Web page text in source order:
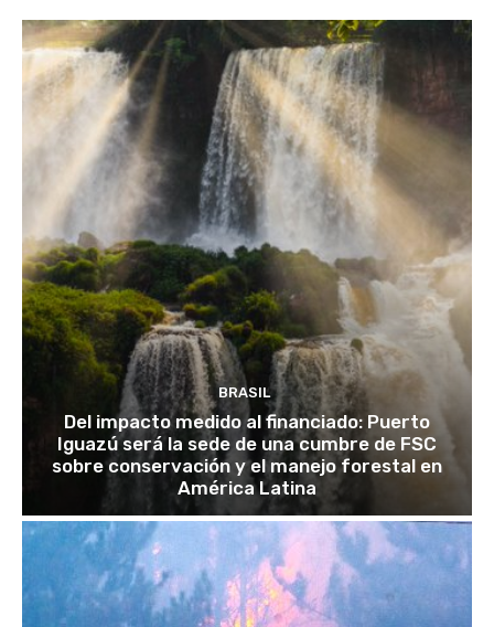
BRASIL
Del impacto medido al financiado: Puerto
Iguazú será la sede de una cumbre de FSC
sobre conservación y el manejo forestal en
América Latina